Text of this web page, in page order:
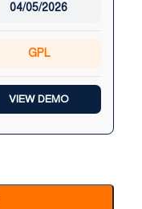
04/05/2026
GPL
VIEW DEMO